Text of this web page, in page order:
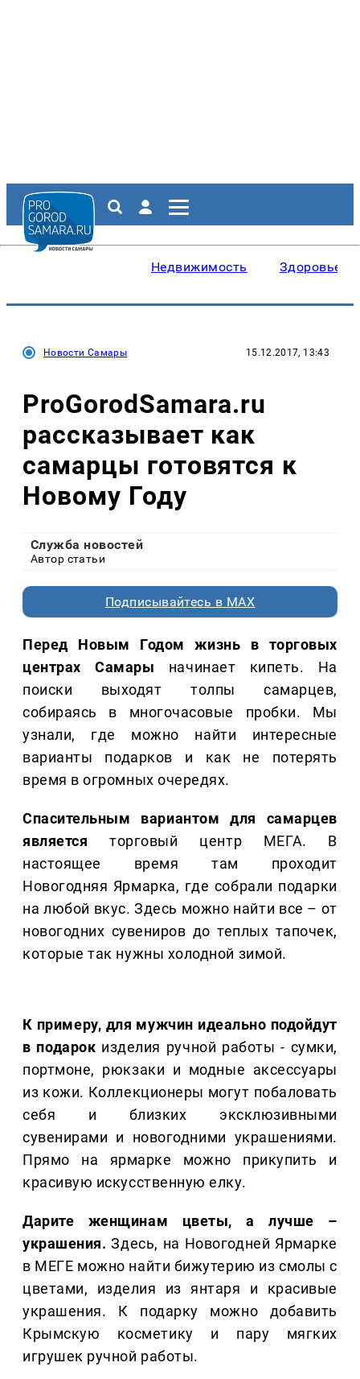
Недвижимость Здоровье
Новости Самары 15.12.2017, 13:43
ProGorodSamara.ru
рассказывает как
самарцы готовятся к
Новому Году
Служба новостей
Автор статьи
Подписывайтесь в MAX
Перед Новым Годом жизнь в торговых
центрах Самары начинает кипеть. На
поиски выходят толпы самарцев,
собираясь в многочасовые пробки. Мы
узнали, где можно найти интересные
варианты подарков и как не потерять
время в огромных очередях.
Спасительным вариантом для самарцев
являетсяторговый центр МЕГА. В
настоящее время там проходит
Новогодняя Ярмарка, где собрали подарки
на любой вкус. Здесь можно найти все – от
новогодних сувениров до теплых тапочек,
которые так нужны холодной зимой.
К примеру, для мужчин идеально подойдут
в подарок изделия ручной работы - сумки,
портмоне, рюкзаки и модные аксессуары
из кожи. Коллекционеры могут побаловать
себя и близких эксклюзивными
сувенирами и новогодними украшениями.
Прямо на ярмарке можно прикупить и
красивую искусственную елку.
Дарите женщинам цветы, а лучше –
украшения. Здесь, на Новогодней Ярмарке
в МЕГЕ можно найти бижутерию из смолы с
цветами, изделия из янтаря и красивые
украшения. К подарку можно добавить
Крымскую косметику и пару мягких
игрушек ручной работы.